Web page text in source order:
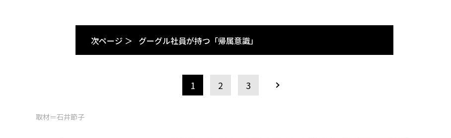
次ページ ＞ グーグル社員が持つ「帰属意識」
1 2 3
取材＝石井節子